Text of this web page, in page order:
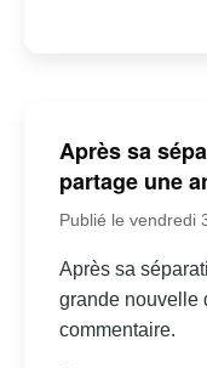
Après sa
partage une
Publié le vendredi
Après sa
grande nouvelle
commentaire.